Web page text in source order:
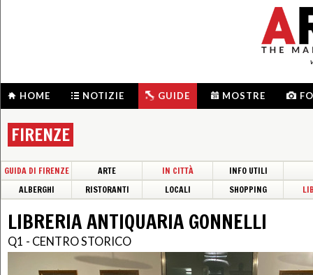
HOME NOTIZIE GUIDE MOSTRE
FIRENZE
GUIDA DI FIRENZE ARTE IN CITTÀ
INFO UTILI
ALBERGHI
RISTORANTI LOCALI SHOPPING
LIBRERIA ANTIQUARIA GONNELLI
Q1 - CENTRO STORICO